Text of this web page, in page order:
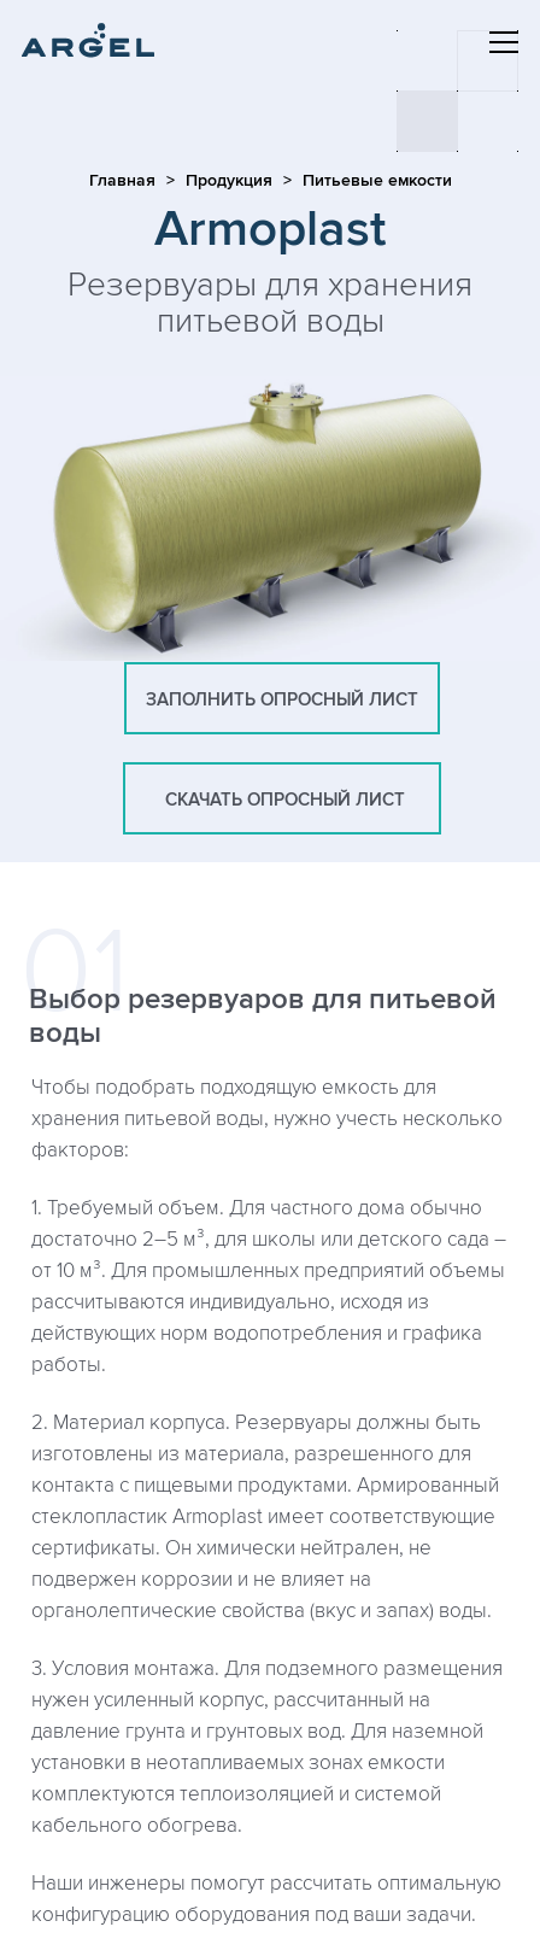
Главная Продукция Питьевые емкости
Armoplast
Резервуары для хранения
питьевой воды
ЗАПОЛНИТЬ ОПРОСНЫЙ ЛИСТ
СКАЧАТЬ ОПРОСНЫЙ ЛИСТ
Выбор резервуаров для питьевой
воды
Чтобы подобрать подходящую емкость для
хранения питьевой воды, нужно учесть несколько
факторов:
1. Требуемый объем. Для частного дома обычно
достаточно 2–5 м³, для школы или детского сада –
от 10 м³. Для промышленных предприятий объемы
рассчитываются индивидуально, исходя из
действующих норм водопотребления и графика
работы.
2. Материал корпуса. Резервуары должны быть
изготовлены из материала, разрешенного для
контакта с пищевыми продуктами. Армированный
стеклопластик Armoplast имеет соответствующие
сертификаты. Он химически нейтрален, не
подвержен коррозии и не влияет на
органолептические свойства (вкус и запах) воды.
3. Условия монтажа. Для подземного размещения
нужен усиленный корпус, рассчитанный на
давление грунта и грунтовых вод. Для наземной
установки в неотапливаемых зонах емкости
комплектуются теплоизоляцией и системой
кабельного обогрева.
Наши инженеры помогут рассчитать оптимальную
конфигурацию оборудования под ваши задачи.